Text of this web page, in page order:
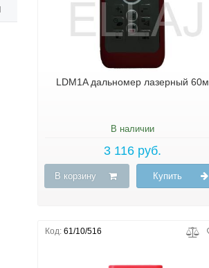
LDM1A дальномер лазерный 60м
В наличии
3 116 руб.
В корзину Купить
Код: 61/10/516